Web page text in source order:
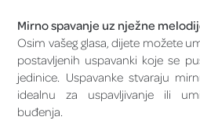
Mirno spavanje uz nježne
Osim vašeg glasa, dijete možete
postavljenih uspavanki koje se
jedinice. Uspavanke stvaraju
idealnu za uspavljivanje ili
buđenja.